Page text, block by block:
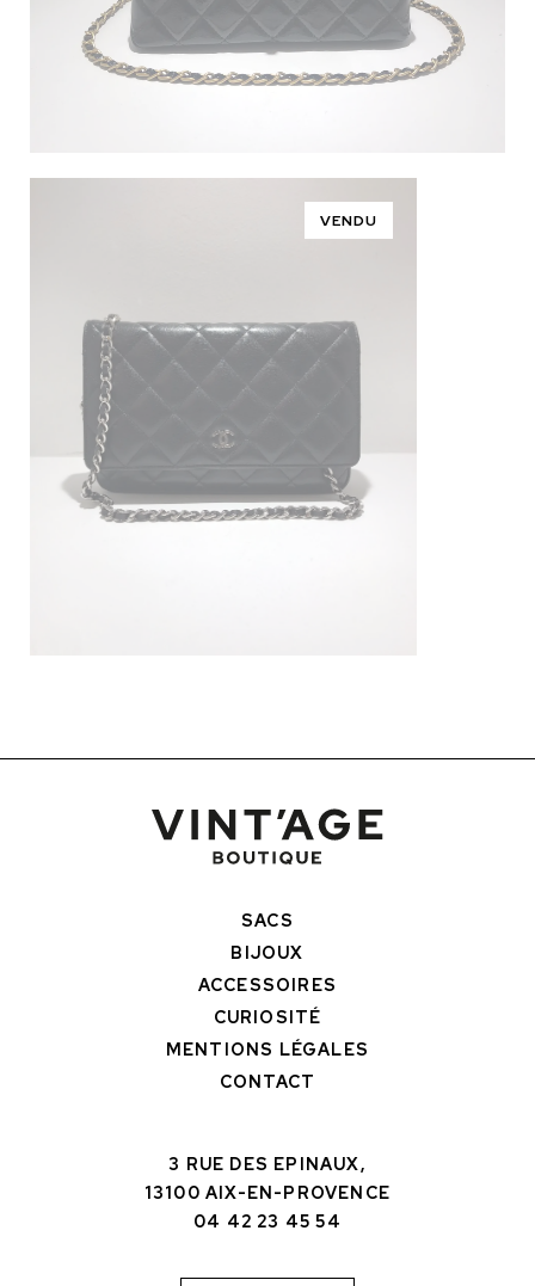
VENDU
SACS
BIJOUX
ACCESSOIRES
CURIOSITÉ
MENTIONS LÉGALES
CONTACT
3 RUE DES EPINAUX,
13100 AIX-EN-PROVENCE
04 42 23 45 54